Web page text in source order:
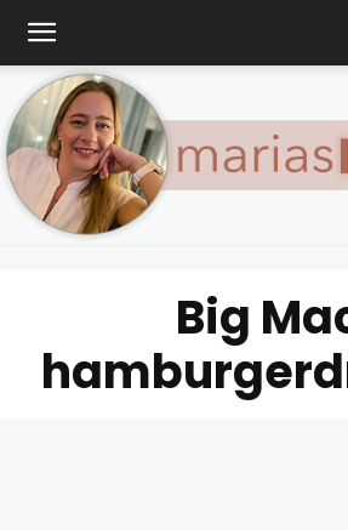
Marias
Big